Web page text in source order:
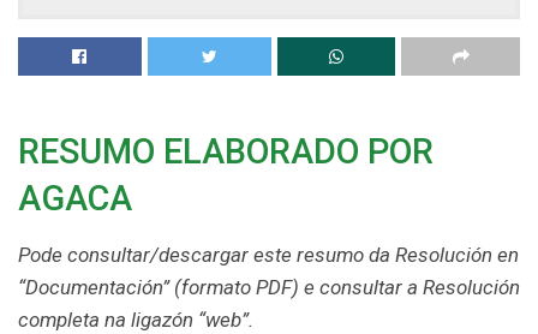
RESUMO ELABORADO POR
AGACA
Pode consultar/descargar este resumo da Resolución en
“Documentación” (formato PDF) e consultar a Resolución
completa na ligazón “web”.